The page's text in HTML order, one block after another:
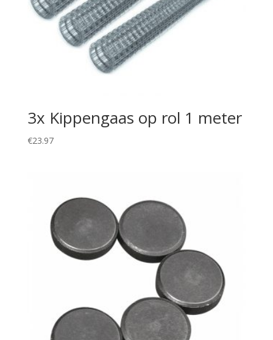
3x Kippengaas op rol 1 meter
€23.97